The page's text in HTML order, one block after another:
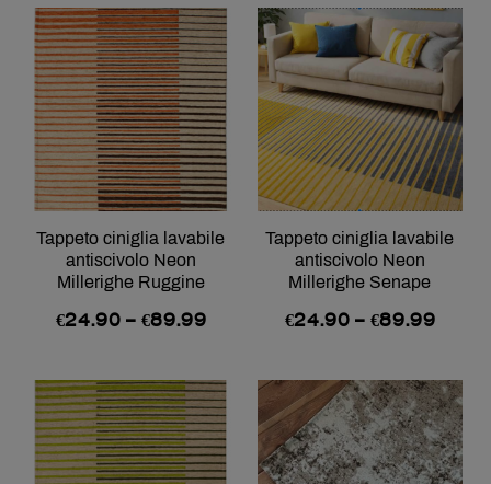
Tappeto ciniglia lavabile
antiscivolo Neon
Millerighe Ruggine
€24.90–€89.99
Tappeto ciniglia lavabile
antiscivolo Neon
Millerighe Senape
€24.90– €89.99